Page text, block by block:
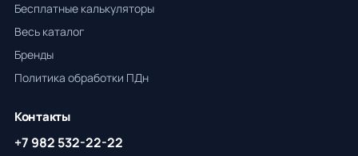
Бесплатные калькуляторы
Весь каталог
Бренды
Политика обработки ПДн
Контакты
+7 982 532-22-22